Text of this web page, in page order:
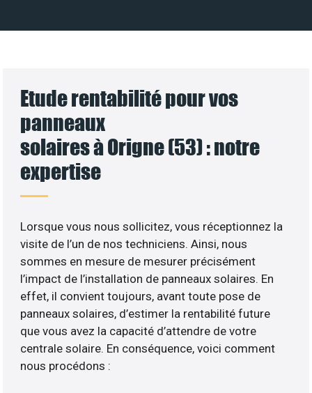
Etude rentabilité pour vos
panneaux
solaires à Origne (53) : notre
expertise
Lorsque vous nous sollicitez, vous réceptionnez la
visite de l’un de nos techniciens. Ainsi, nous
sommes en mesure de mesurer précisément
l’impact de l’installation de panneaux solaires. En
effet, il convient toujours, avant toute pose de
panneaux solaires, d’estimer la rentabilité future
que vous avez la capacité d’attendre de votre
centrale solaire. En conséquence, voici comment
nous procédons :